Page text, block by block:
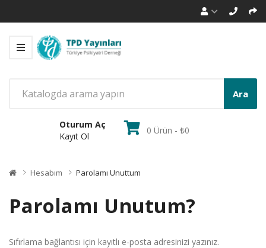
Ara
Oturum Aç
Kayıt Ol
0 Ürün - ₺0
Hesabım Parolamı Unuttum
Parolamı Unutum?
Sıfırlama bağlantısı için kayıtlı e-posta adresinizi yazınız.